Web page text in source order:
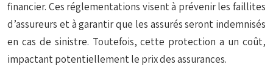
financier. Ces réglementations visent à prévenir les faillites
d’assureurs et à garantir que les assurés seront indemnisés
en cas de sinistre. Toutefois, cette protection a un coût,
impactant potentiellement le prix des assurances.